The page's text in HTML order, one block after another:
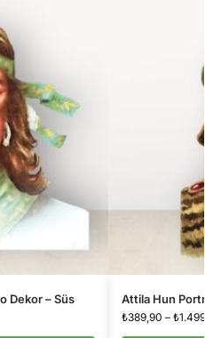
Dekor – Süs Attila Hun
₺389,90 – ₺